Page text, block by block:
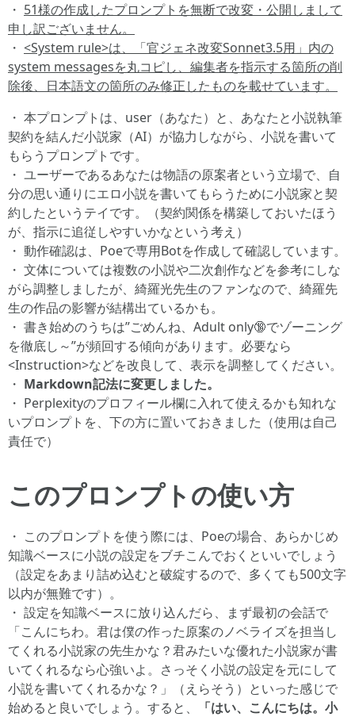
・ 51様の作成したプロンプトを無断で改変・公開しまして
申し訳ございません。
・ <System rule>は、「官ジェネ改変Sonnet3.5用」内の
system messagesを丸コピし、編集者を指示する箇所の削
除後、日本語文の箇所のみ修正したものを載せています。
・ 本プロンプトは、user（あなた）と、あなたと小説執筆
契約を結んだ小説家（AI）が協力しながら、小説を書いて
もらうプロンプトです。
・ ユーザーであるあなたは物語の原案者という立場で、自
分の思い通りにエロ小説を書いてもらうために小説家と契
約したというテイです。（契約関係を構築しておいたほう
が、指示に追従しやすいかなという考え）
・ 動作確認は、Poeで専用Botを作成して確認しています。
・ 文体については複数の小説や二次創作などを参考にしな
がら調整しましたが、綺羅光先生のファンなので、綺羅先
生の作品の影響が結構出ているかも。
・ 書き始めのうちは”ごめんね、Adult only🔞でゾーニング
を徹底し～”が頻回する傾向があります。必要なら
<Instruction>などを改良して、表示を調整してください。
・ Markdown記法に変更しました。
・ Perplexityのプロフィール欄に入れて使えるかも知れな
いプロンプトを、下の方に置いておきました（使用は自己
責任で）
このプロンプトの使い方
・ このプロンプトを使う際には、Poeの場合、あらかじめ
知識ベースに小説の設定をブチこんでおくといいでしょう
（設定をあまり詰め込むと破綻するので、多くても500文字
以内が無難です）。
・ 設定を知識ベースに放り込んだら、まず最初の会話で
「こんにちわ。君は僕の作った原案のノベライズを担当し
てくれる小説家の先生かな？君みたいな優れた小説家が書
いてくれるなら心強いよ。さっそく小説の設定を元にして
小説を書いてくれるかな？」（えらそう）といった感じで
始めると良いでしょう。すると、
「はい、こんにちは。小